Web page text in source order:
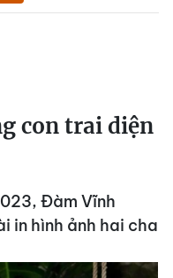
con trai diện
Đàm Vĩnh
in hình ảnh hai cha